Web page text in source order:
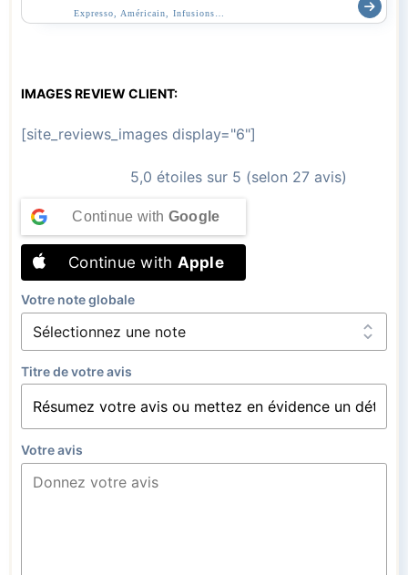
Expresso, Américain, Infusions…
IMAGES REVIEW CLIENT:
[site_reviews_images display="6"]
5,0 étoiles sur 5 (selon 27 avis)
Continue with Google
Continue with Apple
Votre note globale
Titre de votre avis
Votre avis